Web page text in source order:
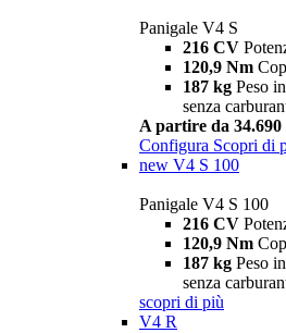
Panigale V4 S
216 CV
120,9 Nm
187 kg Peso
senza
A partire da 34.690
Configura Scopri di
new V4 S 100
Panigale V4 S 100
216 CV
120,9 Nm
187 kg Peso
senza
scopri di più
V4 R